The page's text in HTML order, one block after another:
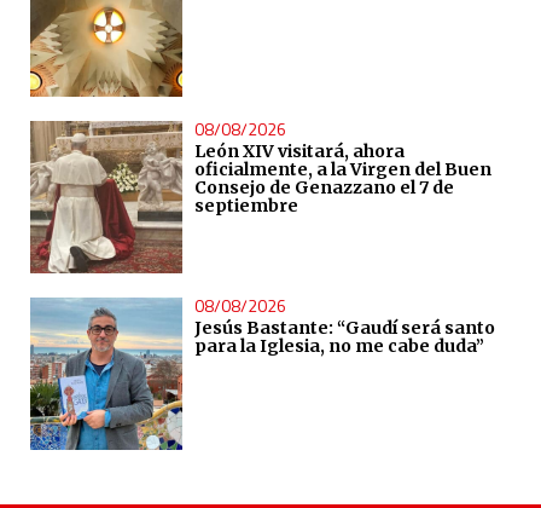
08/08/2026
León XIV visitará, ahora
oficialmente, a la Virgen del Buen
Consejo de Genazzano el 7 de
septiembre
08/08/2026
Jesús Bastante: “Gaudí será santo
para la Iglesia, no me cabe duda”